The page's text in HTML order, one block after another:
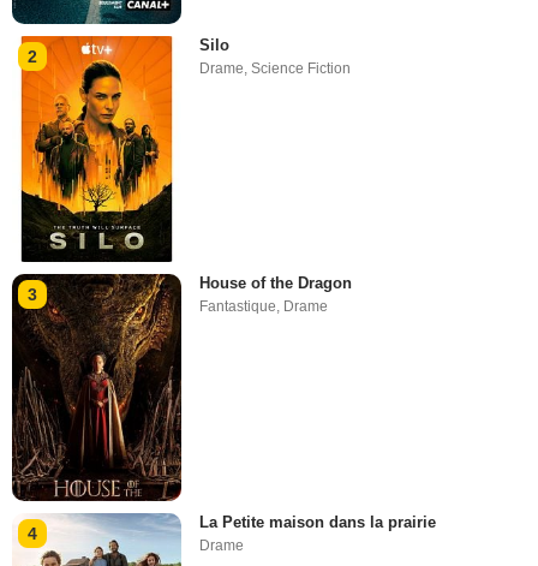
2
Silo
Drame,Science Fiction
3
House of the Dragon
Fantastique, Drame
4
La Petite maison dans la prairie
Drame